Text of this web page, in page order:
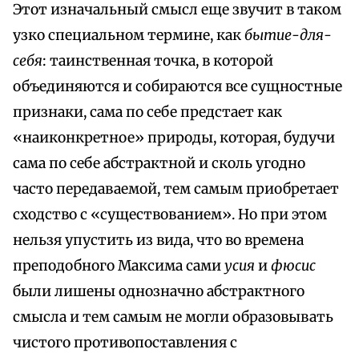
Этот изначальный смысл еще звучит в таком
узко специальном термине, какбытие-для-
себя: таинственная точка, в которой
объединяются и собираются все сущностные
признаки, сама по себе предстает как
«наиконкретное» природы, которая, будучи
сама по себе абстрактной и сколь угодно
часто передаваемой, тем самым приобретает
сходство с «существованием». Но при этом
нельзя упустить из вида, что во времена
преподобного Максима самиусия ифюсис
были лишены однозначно абстрактного
смысла и тем самым не могли образовывать
чистого противопоставления с